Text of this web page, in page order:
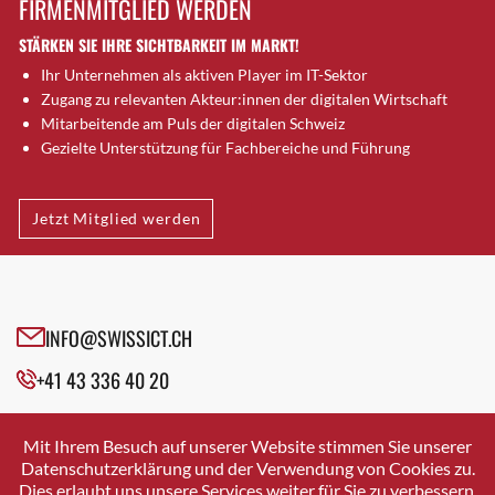
Brugg AG
Brütten
Bubendorf
Bubikon
Buchs (SG)
Bäretswil
Bülach
Cazis
Crissier
Davos Platz
Dierikon
Dietikon
FIRMENMITGLIED WERDEN
STÄRKEN SIE IHRE SICHTBARKEIT IM MARKT!
Ihr Unternehmen als aktiven Player im IT-Sektor
Zugang zu relevanten Akteur:innen der digitalen Wirtschaft
Mitarbeitende am Puls der digitalen Schweiz
Gezielte Unterstützung für Fachbereiche und Führung
Jetzt Mitglied werden
INFO@SWISSICT.CH
+41 43 336 40 20
SWISSICT
VULKANSTRASSE 120
8048 ZURICH
Mit Ihrem Besuch auf unserer Website stimmen Sie unserer
Datenschutzerklärung und der Verwendung von Cookies zu.
Dies erlaubt uns unsere Services weiter für Sie zu verbessern.